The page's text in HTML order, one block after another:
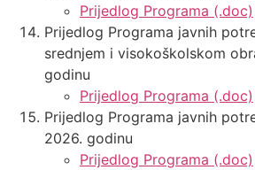
Prijedlog Programa (.doc)
Prijedlog Programa javnih
srednjem i visokoškolskom
godinu
Prijedlog Programa (.doc)
Prijedlog Programa javnih
2026. godinu
Prijedlog Programa (.doc)